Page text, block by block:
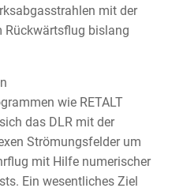
mit der
Rückwärtsflug bislang
wie RETALT
das DLR mit der
Strömungsfelder um
mit Hilfe numerischer
Ein wesentliches Ziel